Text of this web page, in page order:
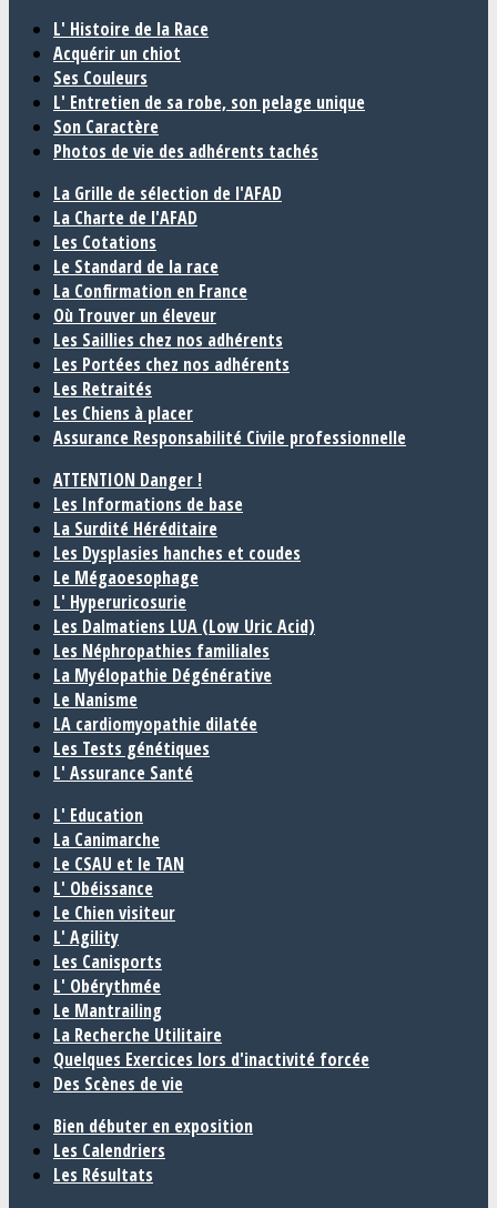
L' Histoire de la Race
Acquérir un chiot
Ses Couleurs
L' Entretien de sa robe, son pelage unique
Son Caractère
Photos de vie des adhérents tachés
La Grille de sélection de l'AFAD
La Charte de l'AFAD
Les Cotations
Le Standard de la race
La Confirmation en France
Où Trouver un éleveur
Les Saillies chez nos adhérents
Les Portées chez nos adhérents
Les Retraités
Les Chiens à placer
Assurance Responsabilité Civile professionnelle
ATTENTION Danger !
Les Informations de base
La Surdité Héréditaire
Les Dysplasies hanches et coudes
Le Mégaoesophage
L' Hyperuricosurie
Les Dalmatiens LUA (Low Uric Acid)
Les Néphropathies familiales
La Myélopathie Dégénérative
Le Nanisme
LA cardiomyopathie dilatée
Les Tests génétiques
L' Assurance Santé
L' Education
La Canimarche
Le CSAU et le TAN
L' Obéissance
Le Chien visiteur
L' Agility
Les Canisports
L' Obérythmée
Le Mantrailing
La Recherche Utilitaire
Quelques Exercices lors d'inactivité forcée
Des Scènes de vie
Bien débuter en exposition
Les Calendriers
Les Résultats